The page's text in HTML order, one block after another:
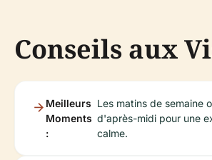
Conseils aux
Meilleurs
Moments
:
Les matins de semaine
d'après-midi pour une
calme.